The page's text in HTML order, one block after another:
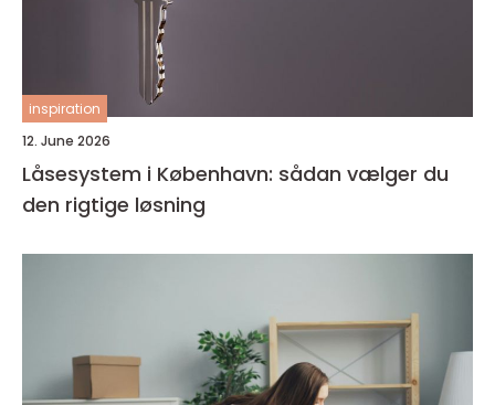
inspiration
12. June 2026
Låsesystem i København: sådan vælger du
den rigtige løsning